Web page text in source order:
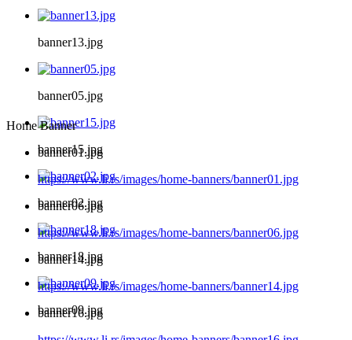
banner13.jpg
banner05.jpg
banner15.jpg
banner02.jpg
banner18.jpg
banner09.jpg
Home Banner
banner01.jpg
https://www.li.rs/images/home-banners/banner01.jpg
banner06.jpg
https://www.li.rs/images/home-banners/banner06.jpg
banner14.jpg
https://www.li.rs/images/home-banners/banner14.jpg
banner16.jpg